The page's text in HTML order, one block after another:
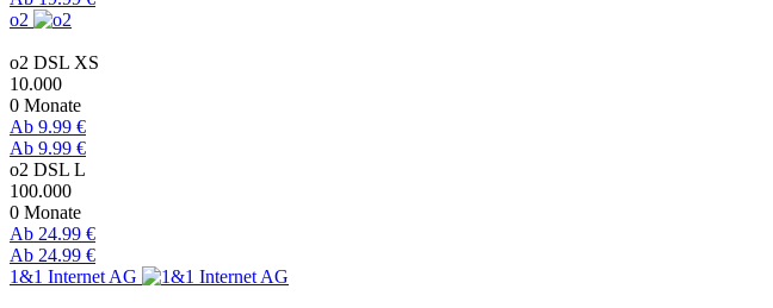
o2
o2 DSL XS
10.000
0 Monate
Ab 9.99 €
Ab 9.99 €
o2 DSL L
100.000
0 Monate
Ab 24.99 €
Ab 24.99 €
1&1 Internet AG